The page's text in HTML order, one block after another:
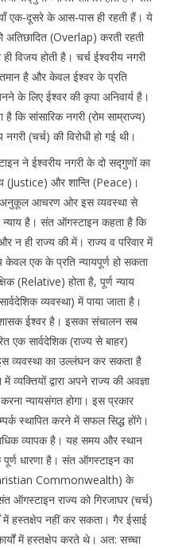
एक-दूसरे के आस-पास ही रहती हैं। ये
(Overlap) करती रहती
विजय होती है। चर्च ईश्वरीय नगरी
है और केवल ईश्वर के प्रति
के लिए ईश्वर की कृपा अनिवार्य है।
सांसारिक नगरी (रोम साम्राज्य)
(चर्च) की विरोधी हो गई थी।
ने ईश्वरीय नगरी के दो सद्गुणों का
(Justice) और शान्ति (Peace)।
अनुकूल आचरण ओर इस व्यवस्था से
न्याय है। संत ऑगस्टाइन कहता है कि
न ही राज्य की में। राज्य व परिवार में
केवल एक के प्रति न्यायपूर्ण हो सकता
(Relative) होता है, पूर्ण न्याय
व्यवस्था) में पाया जाता है।
ईश्वर है। इसका संचालन सब
एक सार्वदेशिक (राज्य से बाहर)
इस व्यवस्था का उल्लंघन कर सकता है
द्वारा अपने राज्य की अवज्ञा
न्यायसंगत होगा। इस प्रकार
स्थापित करने में सफल सिद्ध होंगे।
व्यापक है। यह समय और स्थान
धारणा है। संत ऑगस्टाइन का
Commonwealth) के
ऑगस्टाइन राज्य को गिरजाघर (चर्च)
हस्तक्षेप नहीं कर सकता। गैर ईसाई
में हस्तक्षेप करते थे। अत: सच्चा